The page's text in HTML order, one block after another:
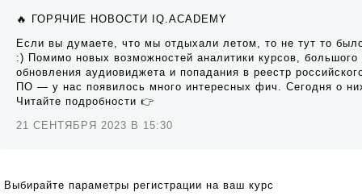
🔥 ГОРЯЧИЕ НОВОСТИ IQ.ACADEMY
Если вы думаете, что мы отдыхали летом, то не тут то
:) Помимо новых возможностей аналитики курсов, большого
обновления аудиовиджета и попадания в реестр
ПО — у нас появилось много интересных фич. Сегодня о
Читайте подробности 👉
21 СЕНТЯБРЯ 2023 В 15:30
Выбирайте параметры регистрации на ваш курс